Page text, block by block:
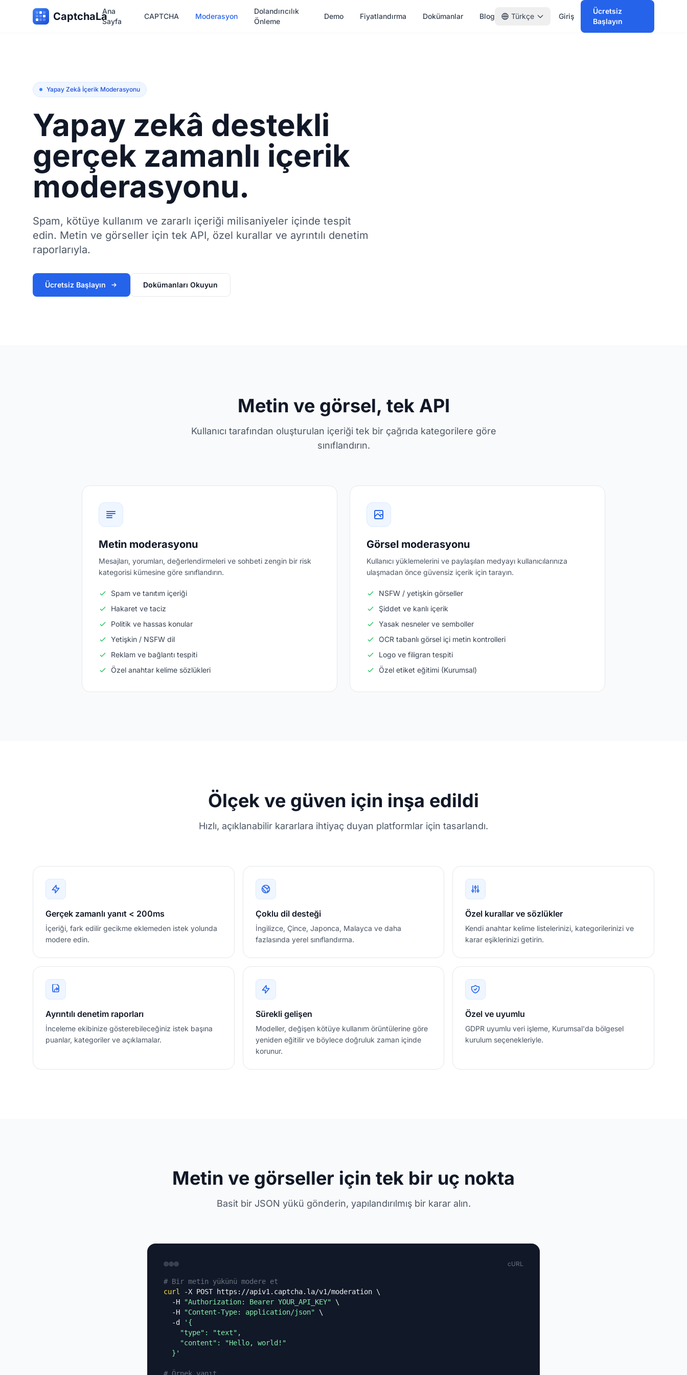
CaptchaLaAna
Sayfa
CAPTCHA Moderasyon
Dolandırıcılık
Önleme
Demo Fiyatlandırma Dokümanlar Blog Türkçe Giriş
Ücretsiz
Başlayın
Yapay Zekâ İçerik Moderasyonu
Yapay zekâ destekli
gerçek zamanlı içerik
moderasyonu.
Spam, kötüye kullanım ve zararlı içeriği milisaniyeler içinde tespit
edin. Metin ve görseller için tek API, özel kurallar ve ayrıntılı denetim
raporlarıyla.
Ücretsiz Başlayın Dokümanları Okuyun
Metin ve görsel, tek API
Kullanıcı tarafından oluşturulan içeriği tek bir çağrıda kategorilere göre
sınıflandırın.
Metin moderasyonu
Mesajları, yorumları, değerlendirmeleri ve sohbeti zengin bir risk
kategorisi kümesine göre sınıflandırın.
Spam ve tanıtım içeriği
Hakaret ve taciz
Politik ve hassas konular
Yetişkin / NSFW dil
Reklam ve bağlantı tespiti
Özel anahtar kelime sözlükleri
Görsel moderasyonu
Kullanıcı yüklemelerini ve paylaşılan medyayı kullanıcılarınıza
ulaşmadan önce güvensiz içerik için tarayın.
NSFW / yetişkin görseller
Şiddet ve kanlı içerik
Yasak nesneler ve semboller
OCR tabanlı görsel içi metin kontrolleri
Logo ve filigran tespiti
Özel etiket eğitimi (Kurumsal)
Ölçek ve güven için inşa edildi
Hızlı, açıklanabilir kararlara ihtiyaç duyan platformlar için tasarlandı.
Gerçek zamanlı yanıt < 200ms
İçeriği, fark edilir gecikme eklemeden istek yolunda
modere edin.
Çoklu dil desteği
İngilizce, Çince, Japonca, Malayca ve daha
fazlasında yerel sınıflandırma.
Özel kurallar ve sözlükler
Kendi anahtar kelime listelerinizi, kategorilerinizi ve
karar eşiklerinizi getirin.
Ayrıntılı denetim raporları
İnceleme ekibinize gösterebileceğiniz istek başına
puanlar, kategoriler ve açıklamalar.
Sürekli gelişen
Modeller, değişen kötüye kullanım örüntülerine göre
yeniden eğitilir ve böylece doğruluk zaman içinde
korunur.
Özel ve uyumlu
GDPR uyumlu veri işleme, Kurumsal'da bölgesel
kurulum seçenekleriyle.
Metin ve görseller için tek bir uç nokta
Basit bir JSON yükü gönderin, yapılandırılmış bir karar alın.
cURL
# Bir metin yükünü modere et
curl
-X POST https://apiv1.captcha.la/v1/moderation \
  -H
"Authorization: Bearer YOUR_API_KEY" \
  -H
"Content-Type: application/json" \
  -d
'{
    "type": "text",
    "content": "Hello, world!"
  }'